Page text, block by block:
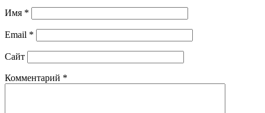
Имя *
Email *
Сайт
Комментарий *